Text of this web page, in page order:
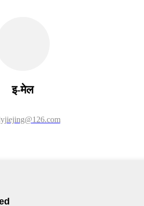
इ-मेल